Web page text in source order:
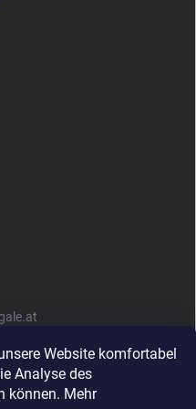
Website komfortabel
Analyse des
können. Mehr